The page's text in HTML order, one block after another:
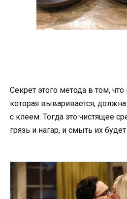
Секрет этого метода в том, что
которая вываривается,
с клеем. Тогда это чистящее
грязь и нагар, и смыть их